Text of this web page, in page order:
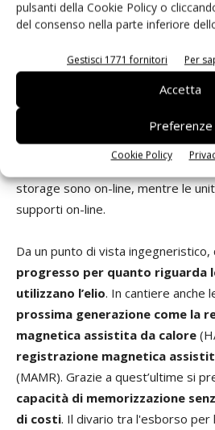
pulsanti della Cookie Policy o
del consenso nella parte inferiore
Gestisci 1771 fornitori Per
Accetta
Preferenze
Cookie Policy
restano superiori a quelli degli
ulteriori risparmi sui costi
.
svolgeranno un ruolo importante, in
sicuramente
dati quando si tratta di costi
soluzioni non sono in diretta
memorie flash, in quanto mentre le
storage sono on-line, mentre le
supporti on-line.
Da un punto di vista ingegneristico,
progresso per quanto riguarda
utilizzano l’elio. In cantiere anche
prossima generazione come la
magnetica assistita da calore
registrazione magnetica
(MAMR). Grazie a quest’ultime si
capacità di memorizzazione
di costi. Il divario tra l'esborso per